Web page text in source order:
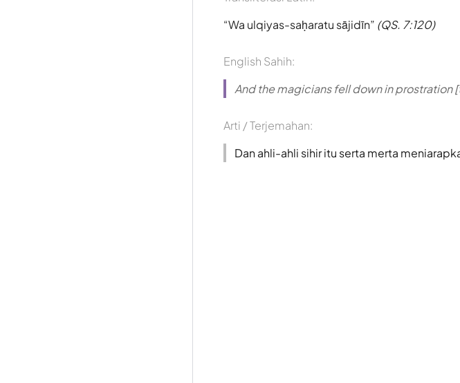
Wa ulqiyas-saḥaratu sājidīn (QS. 7:120)
English Sahih:
And the magicians fell down in prostration
Arti / Terjemahan:
Dan ahli-ahli sihir itu serta merta